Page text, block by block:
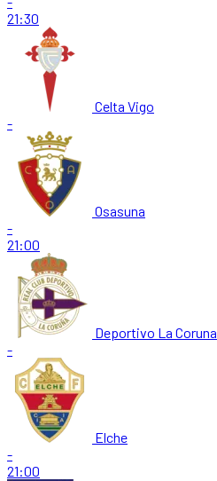
21:30
Celta Vigo
-
Osasuna
-
21:00
Deportivo La Coruna
-
Elche
-
21:00